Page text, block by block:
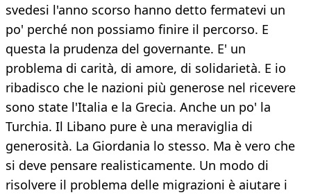
svedesi l'anno scorso hanno detto fermatevi un
po' perché non possiamo finire il percorso. E
questa la prudenza del governante. E' un
problema di carità, di amore, di solidarietà. E io
ribadisco che le nazioni più generose nel ricevere
sono state l'Italia e la Grecia. Anche un po' la
Turchia. Il Libano pure è una meraviglia di
generosità. La Giordania lo stesso. Ma è vero che
si deve pensare realisticamente. Un modo di
risolvere il problema delle migrazioni è aiutare i